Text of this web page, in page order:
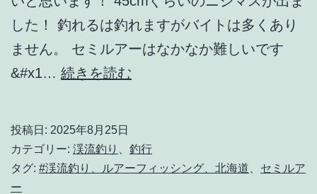
した！ 釣れるは釣れますがバイトは多くあり
ません。 セミルアーはなかなか難しいです
&#x1… 続きを読む
り】
8
投稿日: 2025年8月25日
カテゴリー: 渓流釣り
釣行
タグ: #渓流釣り、ルアーフィッシング、北海道
セミルア
ー